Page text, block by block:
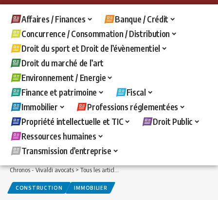
Affaires / Finances
Banque / Crédit
Concurrence / Consommation / Distribution
Droit du sport et Droit de l’évènementiel
Droit du marché de l’art
Environnement / Energie
Finance et patrimoine
Fiscal
Immobilier
Professions réglementées
Propriété intellectuelle et TIC
Droit Public
Ressources humaines
Transmission d’entreprise
Chronos - Vivaldi avocats>Tous les articles >Immobilier>Construction>
CONSTRUCTION IMMOBILIER